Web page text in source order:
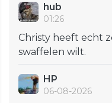
hub
01:26
Christy heeft echt
swaffelen wilt.
HP
06-08-2026